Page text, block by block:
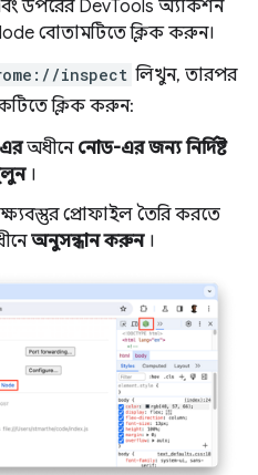
উপরের DevTools অ্যাকশন
বোতামটিতে ক্লিক করুন।
inspect লিখুন, তারপর
ক্লিক করুন:
অধীনে নোড-এর জন্য নির্দিষ্ট
।
প্রোফাইল তৈরি করতে
অনুসন্ধান করুন।